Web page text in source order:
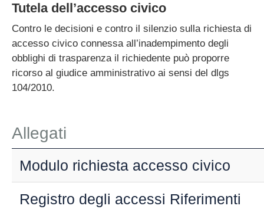
Tutela dell’accesso civico
Contro le decisioni e contro il silenzio sulla richiesta di
accesso civico connessa all’inadempimento degli
obblighi di trasparenza il richiedente può proporre
ricorso al giudice amministrativo ai sensi del dlgs
104/2010.
Allegati
Modulo richiesta accesso civico
Registro degli accessi Riferimenti